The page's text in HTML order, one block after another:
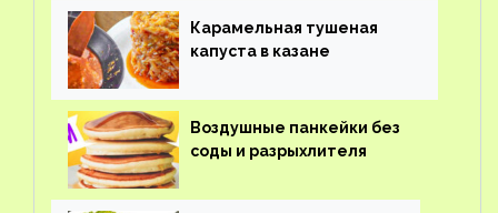
Карамельная тушеная
капуста в казане
Воздушные панкейки без
соды и разрыхлителя